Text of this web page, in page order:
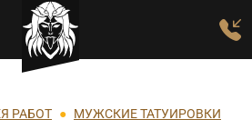
содержанию
РАБОТ МУЖСКИЕ ТАТУИРОВКИ